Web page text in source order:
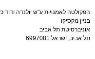
הפקולטה לאמנויות ע"ש יולנדה ודוד
בניין מקסיקו
אוניברסיטת תל אביב
תל אביב, ישראל 6997081